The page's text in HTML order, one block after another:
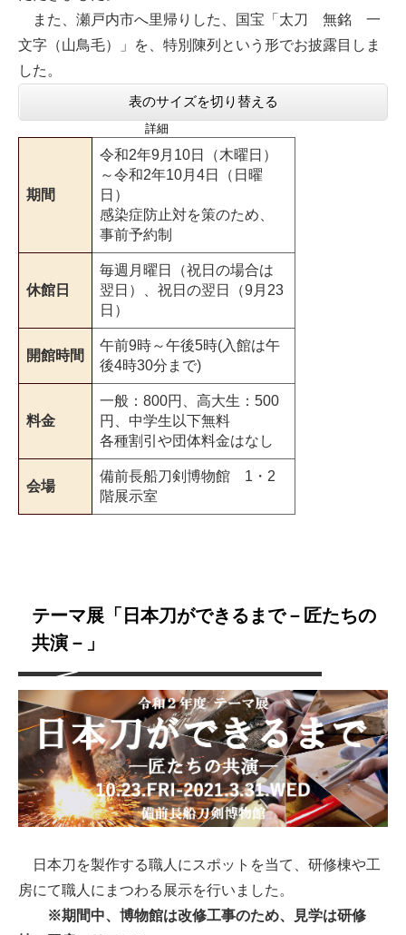
また、瀬戸内市へ里帰りした、国宝「太刀 無銘 一
文字（山鳥毛）」を、特別陳列という形でお披露目しま
した。
表のサイズを切り替える
詳細
期間
令和2年9月10日（木曜日）
～令和2年10月4日（日曜
日）
感染症防止対を策のため、
事前予約制
休館日
毎週月曜日（祝日の場合は
翌日）、祝日の翌日（9月23
日）
開館時間
午前9時～午後5時(入館は午
後4時30分まで)
料金
一般：800円、高大生：500
円、中学生以下無料
各種割引や団体料金はなし
会場
備前長船刀剣博物館 1・2
階展示室
テーマ展「日本刀ができるまで－匠たちの
共演－」
日本刀を製作する職人にスポットを当て、研修棟や工
房にて職人にまつわる展示を行いました。
※期間中、博物館は改修工事のため、見学は研修